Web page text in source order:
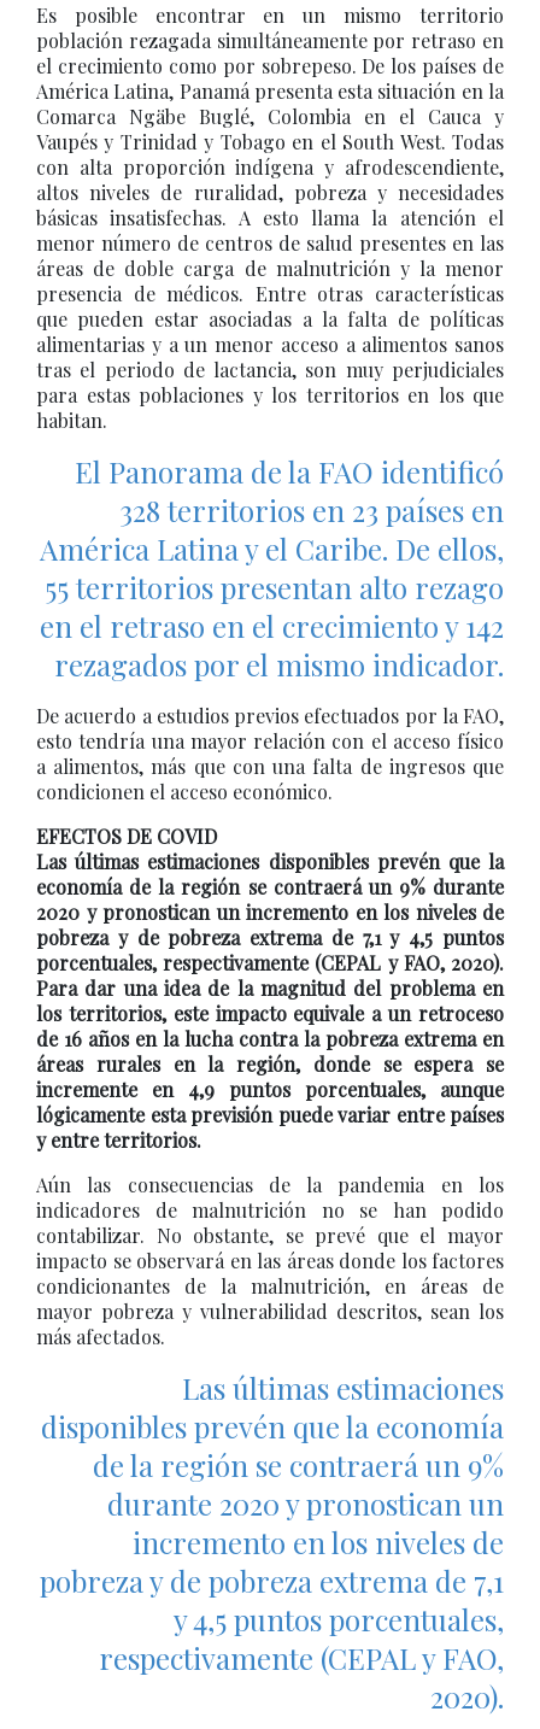
Es posible encontrar en un mismo territorio
población rezagada simultáneamente por retraso en
el crecimiento como por sobrepeso. De los países de
América Latina, Panamá presenta esta situación en la
Comarca Ngäbe Buglé, Colombia en el Cauca y
Vaupés y Trinidad y Tobago en el South West. Todas
con alta proporción indígena y afrodescendiente,
altos niveles de ruralidad, pobreza y necesidades
básicas insatisfechas. A esto llama la atención el
menor número de centros de salud presentes en las
áreas de doble carga de malnutrición y la menor
presencia de médicos. Entre otras características
que pueden estar asociadas a la falta de políticas
alimentarias y a un menor acceso a alimentos sanos
tras el periodo de lactancia, son muy perjudiciales
para estas poblaciones y los territorios en los que
habitan.
El Panorama de la FAO identificó
328 territorios en 23 países en
América Latina y el Caribe. De ellos,
55 territorios presentan alto rezago
en el retraso en el crecimiento y 142
rezagados por el mismo indicador.
De acuerdo a estudios previos efectuados por la FAO,
esto tendría una mayor relación con el acceso físico
a alimentos, más que con una falta de ingresos que
condicionen el acceso económico.
EFECTOS DE COVID
Las últimas estimaciones disponibles prevén que la
economía de la región se contraerá un 9% durante
2020 y pronostican un incremento en los niveles de
pobreza y de pobreza extrema de 7,1 y 4,5 puntos
porcentuales, respectivamente (CEPAL y FAO, 2020).
Para dar una idea de la magnitud del problema en
los territorios, este impacto equivale a un retroceso
de 16 años en la lucha contra la pobreza extrema en
áreas rurales en la región, donde se espera se
incremente en 4,9 puntos porcentuales, aunque
lógicamente esta previsión puede variar entre países
y entre territorios.
Aún las consecuencias de la pandemia en los
indicadores de malnutrición no se han podido
contabilizar. No obstante, se prevé que el mayor
impacto se observará en las áreas donde los factores
condicionantes de la malnutrición, en áreas de
mayor pobreza y vulnerabilidad descritos, sean los
más afectados.
Las últimas estimaciones
disponibles prevén que la economía
de la región se contraerá un 9%
durante 2020 y pronostican un
incremento en los niveles de
pobreza y de pobreza extrema de 7,1
y 4,5 puntos porcentuales,
respectivamente (CEPAL y FAO,
2020).